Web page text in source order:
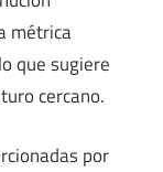
métrica
que sugiere
cercano.
por